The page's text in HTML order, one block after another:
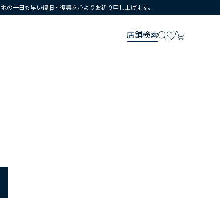
一日も早い復旧・復興を心よりお祈り申し上げます。
店舗検索